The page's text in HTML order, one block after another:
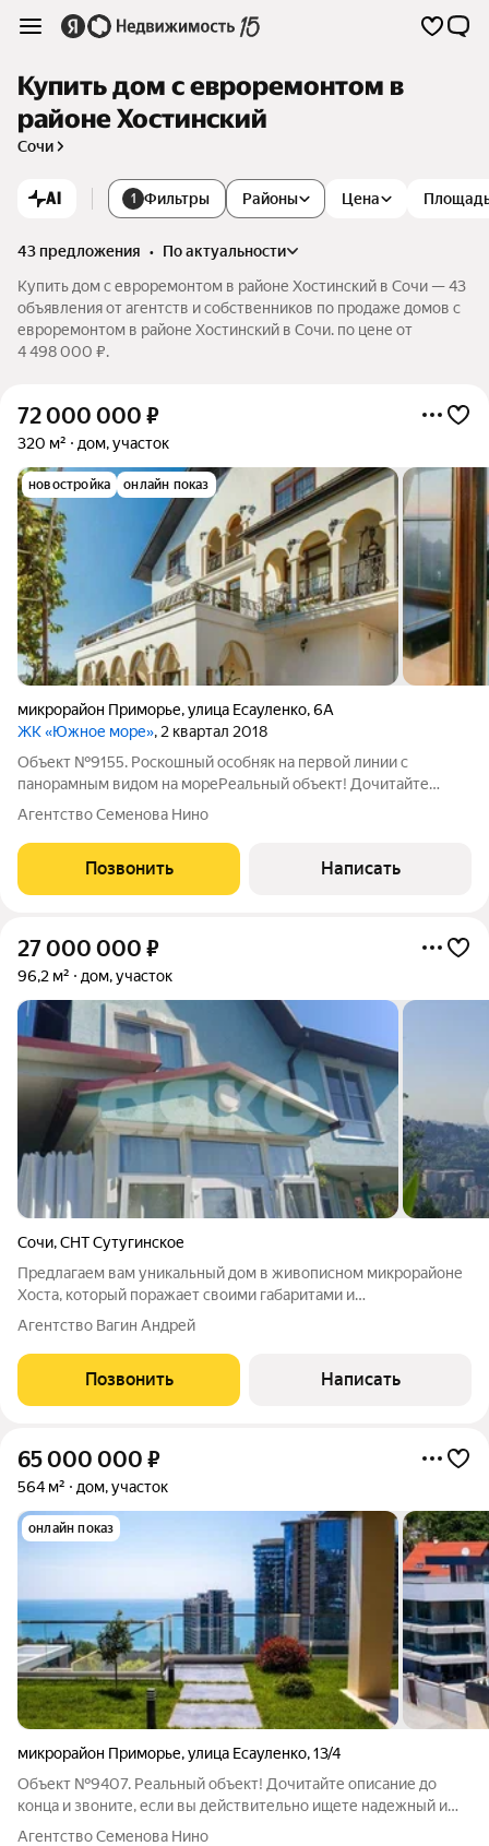
Купить дом с евроремонтом в
районе Хостинский
Сочи
AI 1 Фильтры Цена
Районы
43 предложения •
по актуальности
Купить дом с евроремонтом в районе Хостинский в Сочи — 43
объявления от агентств и собственников по продаже домов с
евроремонтом в районе Хостинский в Сочи. по цене от
4 498 000 ₽.
72 000 000 ₽
320 м² дом, участок
новостройка онлайн показ
микрорайон Приморье,улица Есауленко,6А
ЖК «Южное море», 2 квартал 2018
Объект №9155. Роскошный особняк на первой линии с
панорамным видом на мореРеальный объект! Дочитайте
описание до конца и звоните, если вы действительно ищете
решение для постоянной жизни на
Агентство Семенова Нино
Позвонить Написать
27 000 000 ₽
96,2 м² дом, участок
Сочи,СНТ Сутугинское
Предлагаем вам уникальный дом в живописном микрорайоне
Хоста, который поражает своими габаритами и
возможностями. С общей площадью 96 квадратных метров и
участком в 5 соток (фактически 7 соток), вы получите
идеальное пространство для комфортной жизни
Агентство Вагин Андрей
Позвонить Написать
65 000 000 ₽
564 м² дом, участок
онлайн показ
микрорайон Приморье,улица Есауленко,13/4
Объект №9407. Реальный объект! Дочитайте описание до
конца и звоните, если вы действительно ищете надежный и
чистый вариант.Ваша эксклюзивная вилла на море в Приморье
Агентство Семенова Нино